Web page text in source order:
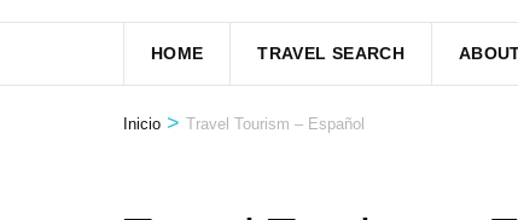
HOME TRAVEL SEARCH
Inicio > Travel Tourism – Español